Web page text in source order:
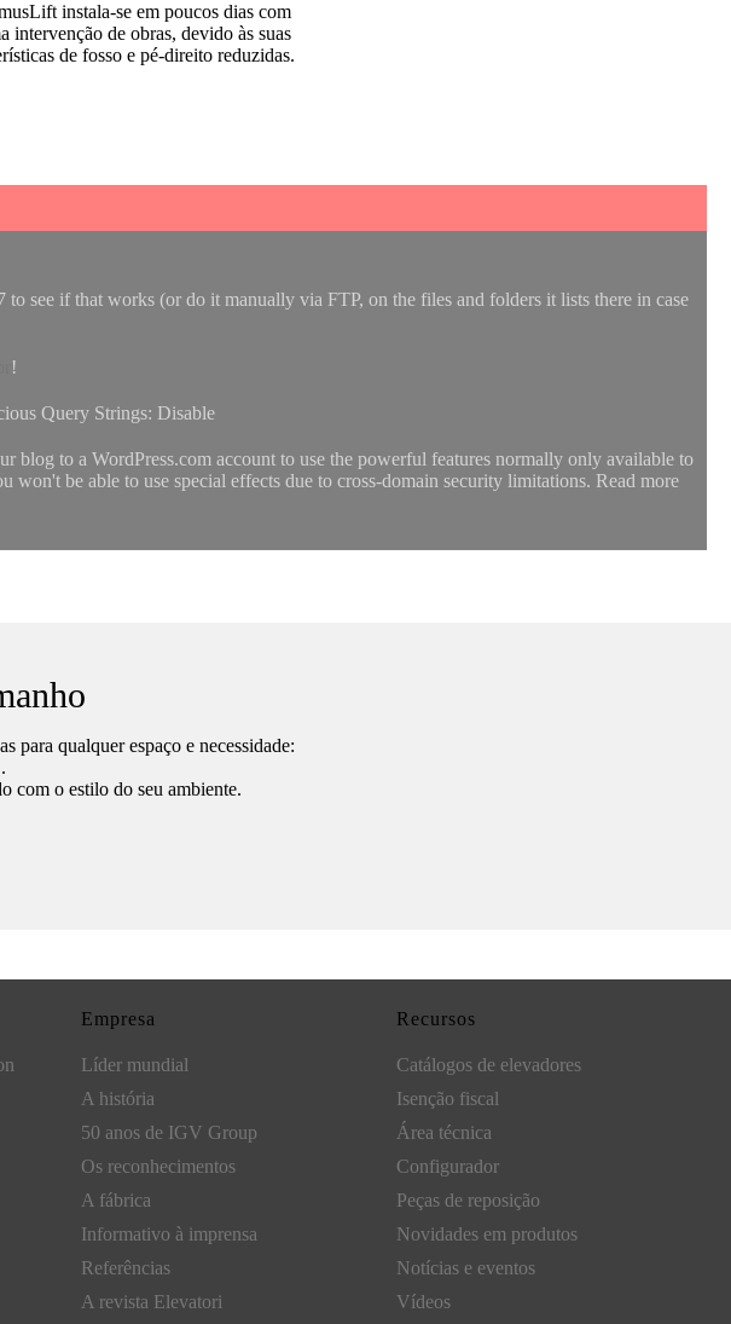
instala-se em poucos dias com
intervenção de obras, devido às suas
de fosso e pé-direito reduzidas.
see if that works (or do it manually via FTP, on the files and folders it lists there in case
!
Query Strings: Disable
to a WordPress.com account to use the powerful features normally only available to
be able to use special effects due to cross-domain security limitations. Read more
para qualquer espaço e necessidade:
com o estilo do seu ambiente.
Empresa
Líder mundial
A história
50 anos de IGV Group
Os reconhecimentos
A fábrica
Informativo à imprensa
Referências
A revista Elevatori
Recursos
Catálogos de elevadores
Isenção fiscal
Área técnica
Configurador
Peças de reposição
Novidades em produtos
Notícias e eventos
Vídeos